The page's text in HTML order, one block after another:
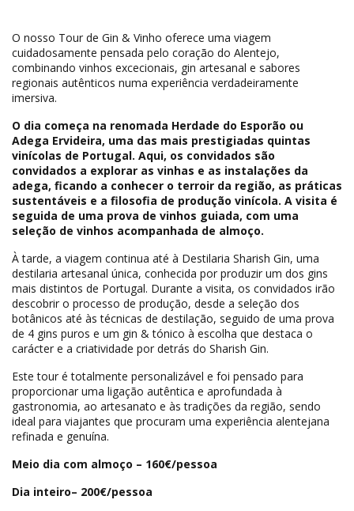
O nosso Tour de Gin & Vinho oferece uma viagem
cuidadosamente pensada pelo coração do Alentejo,
combinando vinhos excecionais, gin artesanal e sabores
regionais autênticos numa experiência verdadeiramente
imersiva.
O dia começa na renomada Herdade do Esporão ou
Adega Ervideira, uma das mais prestigiadas quintas
vinícolas de Portugal. Aqui, os convidados são
convidados a explorar as vinhas e as instalações da
adega, ficando a conhecer o terroir da região, as práticas
sustentáveis e a filosofia de produção vinícola. A visita é
seguida de uma prova de vinhos guiada, com uma
seleção de vinhos acompanhada de almoço.
À tarde, a viagem continua até à Destilaria Sharish Gin, uma
destilaria artesanal única, conhecida por produzir um dos gins
mais distintos de Portugal. Durante a visita, os convidados irão
descobrir o processo de produção, desde a seleção dos
botânicos até às técnicas de destilação, seguido de uma prova
de 4 gins puros e um gin & tónico à escolha que destaca o
carácter e a criatividade por detrás do Sharish Gin.
Este tour é totalmente personalizável e foi pensado para
proporcionar uma ligação autêntica e aprofundada à
gastronomia, ao artesanato e às tradições da região, sendo
ideal para viajantes que procuram uma experiência alentejana
refinada e genuína.
Meio dia com almoço – 160€/pessoa
Dia inteiro– 200€/pessoa